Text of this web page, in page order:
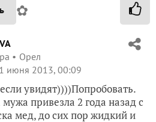
✿
Орел
1 июня 2013, 00:09
увидят))))Попробовать.
привезла 2 года назад с
мед, до сих пор жидкий и